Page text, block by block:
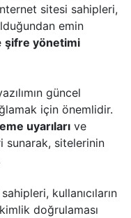
sitesi sahipleri,
emin
şifre yönetimi
güncel
için önemlidir.
uyarıları ve
sunarak, sitelerinin
kullanıcıların
doğrulaması